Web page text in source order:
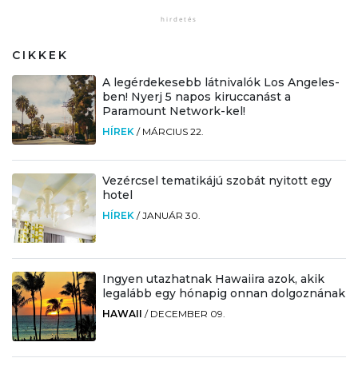
CIKKEK
A legérdekesebb látnivalók Los Angeles-
ben! Nyerj 5 napos kiruccanást a
Paramount Network-kel!
HÍREK / MÁRCIUS 22.
Vezércsel tematikájú szobát nyitott egy
hotel
HÍREK /JANUÁR 30.
Ingyen utazhatnak Hawaiira azok, akik
legalább egy hónapig onnan dolgoznának
HAWAII / DECEMBER 09.